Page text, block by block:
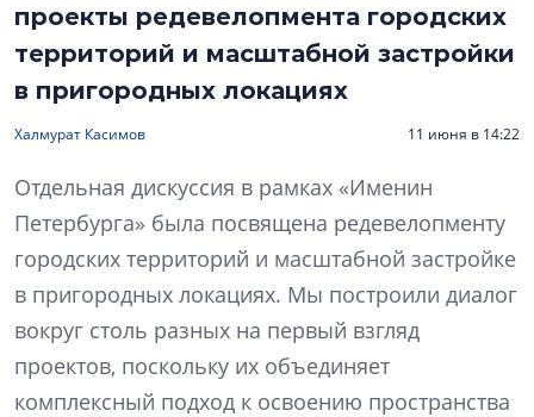
проекты редевелопмента городских
территорий и масштабной застройки
в пригородных локациях
Халмурат Касимов 11 июня в 14:22
Отдельная дискуссия в рамках «Именин
Петербурга» была посвящена редевелопменту
городских территорий и масштабной застройке
в пригородных локациях. Мы построили диалог
вокруг столь разных на первый взгляд
проектов, поскольку их объединяет
комплексный подход к освоению пространства